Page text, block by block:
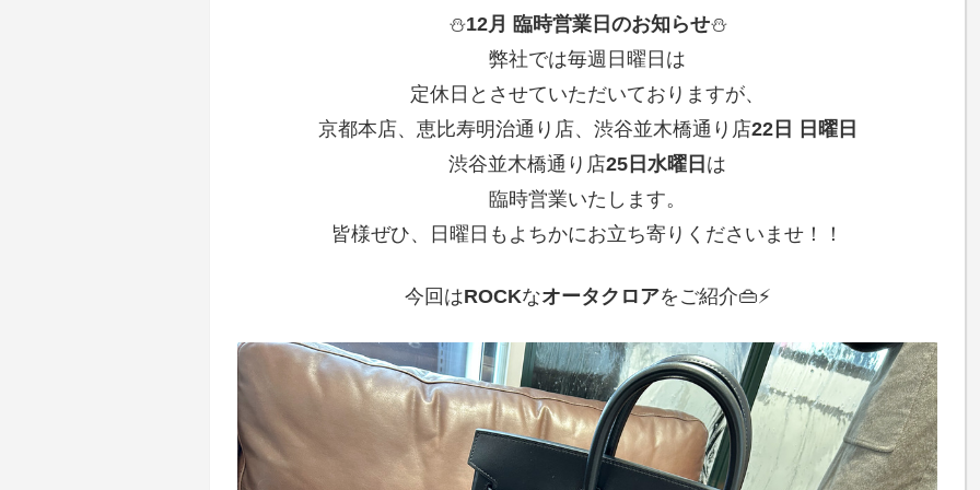
⛄12月 臨時営業日のお知らせ⛄
弊社では毎週日曜日は
定休日とさせていただいておりますが、
京都本店、恵比寿明治通り店、渋谷並木橋通り店22日 日曜日
渋谷並木橋通り店25日水曜日 は
臨時営業いたします。
皆様ぜひ、日曜日もよちかにお立ち寄りくださいませ！！
今回はROCKなオータクロアをご紹介👜⚡